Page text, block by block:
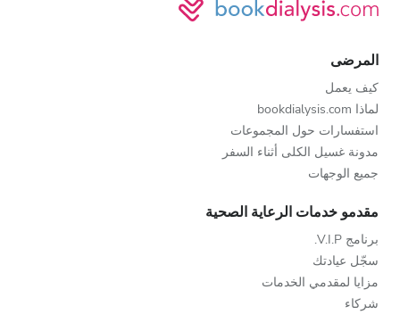
المرضى
كيف يعمل
لماذا bookdialysis.com
استفسارات حول المجموعات
مدونة غسيل الكلى أثناء السفر
جميع الوجهات
مقدمو خدمات الرعاية الصحية
برنامج V.I.P.
سجّل عيادتك
مزايا لمقدمي الخدمات
شركاء